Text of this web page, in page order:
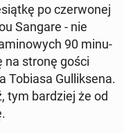
po czer­wo­nej
Sangare - nie
90 mi­nu­
na stronę gości
Tobiasa Gul­lik­se­na.
tym bar­dziej że od